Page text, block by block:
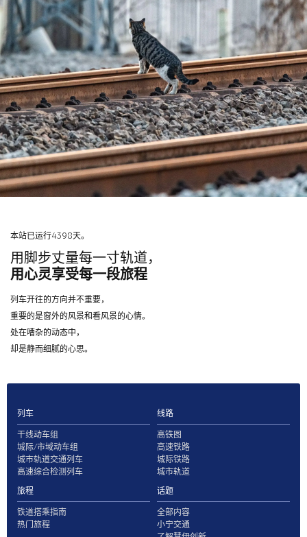
本站已运行4398天。
用脚步丈量每一寸轨道，
用心灵享受每一段旅程
列车开往的方向并不重要，
重要的是窗外的风景和看风景的心情。
处在嘈杂的动态中，
却是静而细腻的心思。
列车
干线动车组
城际/市域动车组
城市轨道交通列车
高速综合检测列车
线路
高铁图
高速铁路
城际铁路
城市轨道
旅程
铁道搭乘指南
热门旅程
话题
全部内容
小宁交通